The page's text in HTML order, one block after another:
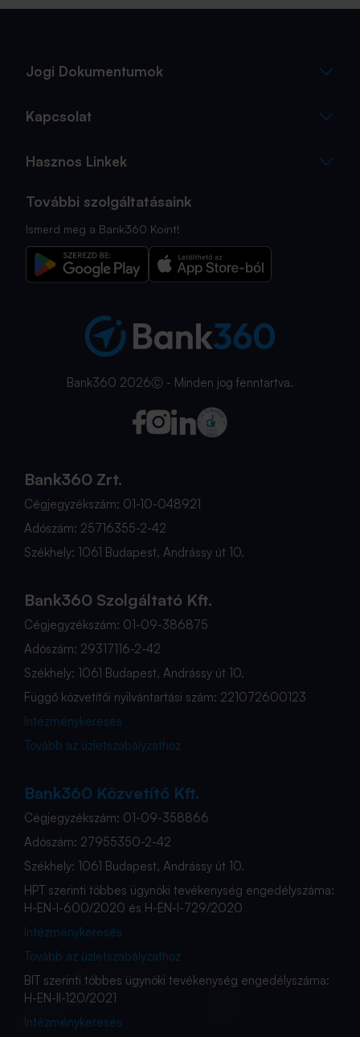
Jogi Dokumentumok
Kapcsolat
Hasznos Linkek
További szolgáltatásaink
Ismerd meg a Bank360 Koint!
Bank360 2026Ⓒ - Minden jog fenntartva.
Bank360 Zrt.
Cégjegyzékszám: 01-10-048921
Adószám: 25716355-2-42
Székhely: 1061 Budapest, Andrássy út 10.
Bank360 Szolgáltató Kft.
Cégjegyzékszám: 01-09-386875
Adószám: 29317116-2-42
Székhely: 1061 Budapest, Andrássy út 10.
Függő közvetítői nyilvántartási szám: 221072600123
Intézménykeresés
Tovább az üzletszabályzathoz
Bank360 Közvetítő Kft.
Cégjegyzékszám: 01-09-358866
Adószám: 27955350-2-42
Székhely: 1061 Budapest, Andrássy út 10.
HPT szerinti többes ügynöki tevékenység engedélyszáma:
H-EN-I-600/2020 és H-EN-I-729/2020
Intézménykeresés
Tovább az üzletszabályzathoz
BIT szerinti többes ügynöki tevékenység engedélyszáma:
H-EN-II-120/2021
Intézménykeresés